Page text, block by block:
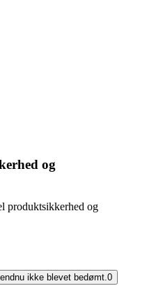
og
produktsikkerhed og
ikke blevet bedømt.0